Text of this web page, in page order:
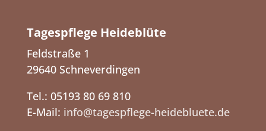
Tagespflege Heideblüte
Feldstraße 1
29640 Schneverdingen
Tel.: 05193 80 69 810
E-Mail: info@tagespflege-heidebluete.de